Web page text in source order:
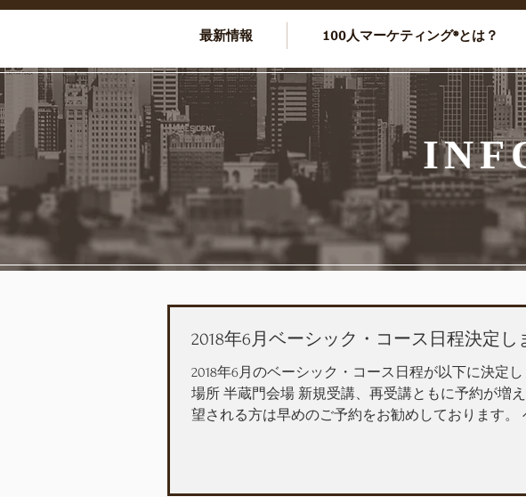
最新情報 100人マーケティング®とは？
2018年6月ベーシック・コース日程決定し
2018年6月のベーシック・コース日程が以下に決定し
場所 半蔵門会場 新規受講、再受講ともに予約が増
望される方は早めのご予約をお勧めしております。